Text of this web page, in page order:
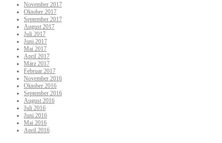
November 2017
Oktober 2017
September 2017
August 2017
Juli 2017
Juni 2017
Mai 2017
April 2017
März 2017
Februar 2017
November 2016
Oktober 2016
September 2016
August 2016
Juli 2016
Juni 2016
Mai 2016
April 2016